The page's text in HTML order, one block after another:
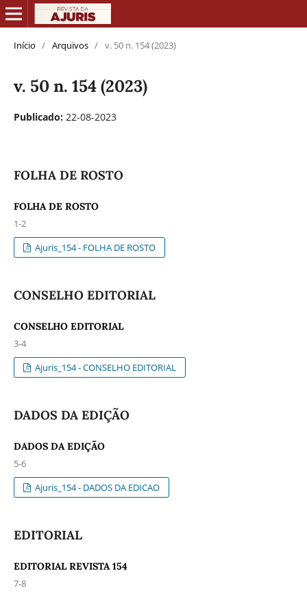
Início / Arquivos / v. 50 n. 154 (2023)
v. 50 n. 154 (2023)
Publicado: 22-08-2023
FOLHA DE ROSTO
FOLHA DE ROSTO
1-2
Ajuris_154 - FOLHA DE ROSTO
CONSELHO EDITORIAL
CONSELHO EDITORIAL
3-4
Ajuris_154 - CONSELHO EDITORIAL
DADOS DA EDIÇÃO
DADOS DA EDIÇÃO
5-6
Ajuris_154 - DADOS DA EDICAO
EDITORIAL
EDITORIAL REVISTA 154
7-8